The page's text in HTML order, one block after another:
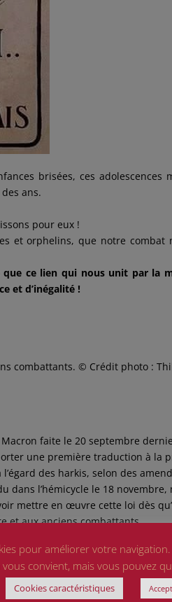
brisées, ces adolescences
ans.
pour eux !
et orphelins, que notre combat
ce lien qui nous unit par la
et d’inégalité !
combattants. © Crédit photo :
faite le 20 septembre
une première traduction à la
des harkis, selon des
dans l’hémicycle le 18 novembre,
mettre en œuvre cette loi dès
et aux anciens combattants.
soirée du 26 octobre et le second
le 20 septembre, demandé «
et de réparation » envers ces
pour améliorer votre
convient, mais vous pouvez
Cookies caractéristiques